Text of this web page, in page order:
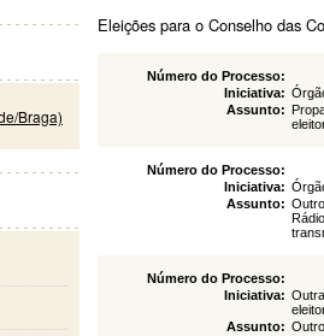
Eleições para o Conselho das
Número do Processo:
Iniciativa:
Assunto:
Número do Processo:
Iniciativa:
Assunto:
Número do Processo:
Iniciativa:
Assunto:
Braga)